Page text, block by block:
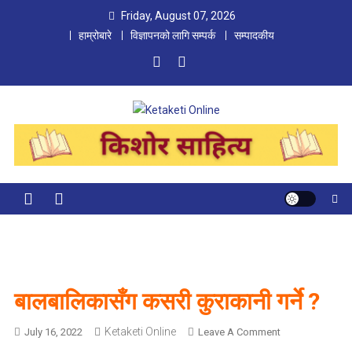
Friday, August 07, 2026
हाम्रोबारे
विज्ञापनको लागि सम्पर्क सम्पादकीय
Ketaketi Online
First Nepali Online Magazine For Children
बालबालिकासँग कसरी कुराकानी गर्ने ?
July 16, 2022 Ketaketi Online Leave A CommentO